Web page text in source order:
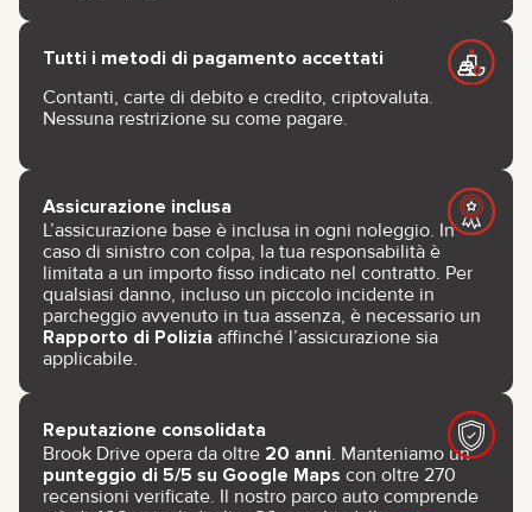
Tutti i metodi di pagamento accettati
Contanti, carte di debito e credito, criptovaluta.
Nessuna restrizione su come pagare.
Assicurazione inclusa
L’assicurazione base è inclusa in ogni noleggio. In
caso di sinistro con colpa, la tua responsabilità è
limitata a un importo fisso indicato nel contratto. Per
qualsiasi danno, incluso un piccolo incidente in
parcheggio avvenuto in tua assenza, è necessario un
Rapporto di Polizia affinché l’assicurazione sia
applicabile.
Reputazione consolidata
Brook Drive opera da oltre 20 anni. Manteniamo un
punteggio di 5/5 su Google Maps con oltre 270
recensioni verificate. Il nostro parco auto comprende